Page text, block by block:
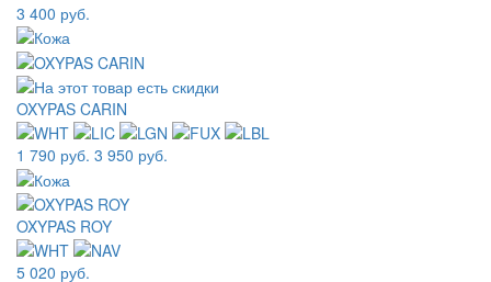
3 400 руб.
OXYPAS CARIN
1 790 руб. 3 950 руб.
OXYPAS ROY
5 020 руб.